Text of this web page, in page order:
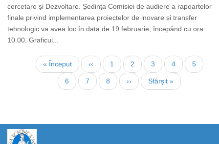
cercetare și Dezvoltare. Ședința Comisiei de audiere a rapoartelor
finale privind implementarea proiectelor de inovare și transfer
tehnologic va avea loc în data de 19 februarie, începând cu ora
10.00. Graficul...
Нумерация
страниц
Первая
страница
« Început ←
‹‹ Страница
1 Страница
2 Страница
3 Страница
4 5
Текущая
страница
6 Страница
7 Страница
8
Следующая
страница
››
Последняя
страница
Sfârșit »
https://propletenie.ru/